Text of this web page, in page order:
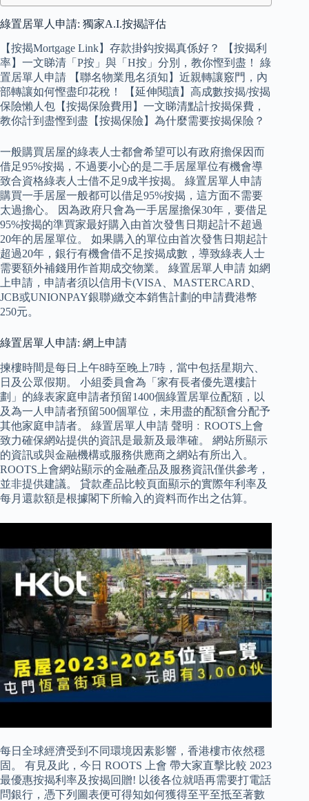
綠置居單人申請: 獨家A.I.按揭評估
【按揭Mortgage Link】存款掛鈎按揭真係好？ 【按揭利
率】一文睇清「P按」與「H按」分別，教你慳到盡！ 綠
置居單人申請 【聯名物業甩名須知】近親轉讓竅門，內
部轉讓如何慳盡印花稅！ 【延伸閱讀】高成數按揭/按揭
保險懶人包【按揭保險費用】一文睇清點計按揭保費，
教你計到盡慳到盡【按揭保險】為什麼需要按揭保險？
一般購買居屋的綠表人士都會希望可以有政府擔保因而
借足95%按揭，不過要小心的是二手居屋單位有機會導
致合資格綠表人士借不足9成半按揭。 綠置居單人申請
購買一手居屋一般都可以借足95%按揭，這方面不需要
太過擔心。 因為政府只會為一手居屋擔保30年，要借足
95%按揭的準買家最好購入由首次發售日期起計不超過
20年的居屋單位。 如果購入的單位由首次發售日期起計
超過20年，銀行有機會借不足按揭成數，導致綠表人士
需要額外補錢用作首期成交物業。 綠置居單人申請 如網
上申請，申請者須以信用卡(VISA、MASTERCARD、
JCB或UNIONPAY銀聯)繳交本銷售計劃的申請費港幣
250元。
綠置居單人申請: 網上申請
揀樓時間是每日上午8時至晚上7時，當中包括星期六、
日及公眾假期。 小組委員會為「家有長者優先選樓計
劃」的綠表家庭申請者預留1400個綠置居單位配額，以
及為一人申請者預留500個單位，未用盡的配額會分配予
其他家庭申請者。 綠置居單人申請 聲明﹕ROOTS上會
致力確保網站提供的資訊是最新及最準確。 網站所顯示
的資訊或與金融機構或服務供應商之網站有所出入。
ROOTS上會網站顯示的金融產品及服務資訊僅供參考，
並非提供建議。 貸款產品比較頁面顯示的實際年利率及
每月還款額是根據閣下所輸入的資料而作出之估算。
每日全球經濟受到不同環境因素影響，香港樓市依然穩
固。 有見及此，今日 ROOTS 上會 帶大家直擊比較 2023
最優惠按揭利率及按揭回贈! 以後各位就唔再需要打電話
問銀行，憑下列圖表便可得知如何獲得至平至抵至著數